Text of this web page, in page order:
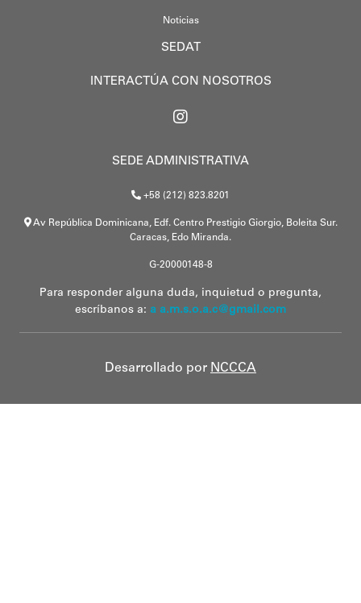
Noticias
SEDAT
INTERACTÚA CON NOSOTROS
SEDE ADMINISTRATIVA
+58 (212) 823.8201
Av República Dominicana, Edf. Centro Prestigio Giorgio, Boleita Sur.
Caracas, Edo Miranda.
G-20000148-8
Para responder alguna duda, inquietud o pregunta,
escríbanos a: a a.m.s.o.a.c@gmail.com
Desarrollado por NCCCA